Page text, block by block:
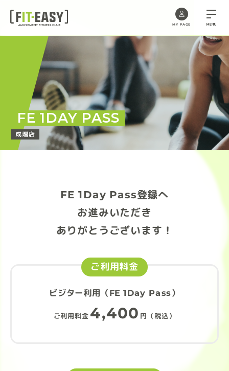
content
MY PAGE MENU
FE 1DAY PASS
成増店
FE 1Day Pass登録へ
お進みいただき
ありがとうございます！
ご利用料金
ビジター利用（FE 1Day Pass）
ご利用料金 4,400 円（税込）